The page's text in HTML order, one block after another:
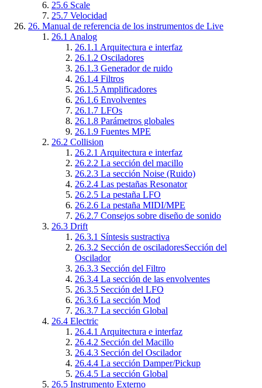
25.6 Scale
25.7 Velocidad
26. Manual de referencia de los instrumentos de Live
26.1 Analog
26.1.1 Arquitectura e interfaz
26.1.2 Osciladores
26.1.3 Generador de ruido
26.1.4 Filtros
26.1.5 Amplificadores
26.1.6 Envolventes
26.1.7 LFOs
26.1.8 Parámetros globales
26.1.9 Fuentes MPE
26.2 Collision
26.2.1 Arquitectura e interfaz
26.2.2 La sección del macillo
26.2.3 La sección Noise (Ruido)
26.2.4 Las pestañas Resonator
26.2.5 La pestaña LFO
26.2.6 La pestaña MIDI/MPE
26.2.7 Consejos sobre diseño de sonido
26.3 Drift
26.3.1 Síntesis sustractiva
26.3.2 Sección de osciladoresSección del
Oscilador
26.3.3 Sección del Filtro
26.3.4 La sección de las envolventes
26.3.5 Sección del LFO
26.3.6 La sección Mod
26.3.7 La sección Global
26.4 Electric
26.4.1 Arquitectura e interfaz
26.4.2 Sección del Macillo
26.4.3 Sección del Oscilador
26.4.4 La sección Damper/Pickup
26.4.5 La sección Global
26.5 Instrumento Externo